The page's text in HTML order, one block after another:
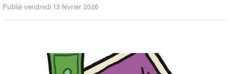
Publié vendredi 13 février 2026